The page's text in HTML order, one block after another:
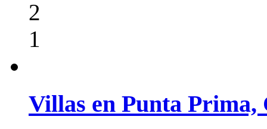
2
1
Villas en Punta Prima,